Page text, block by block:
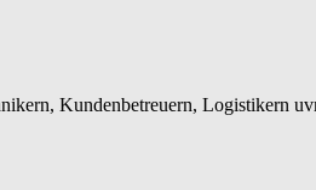
Kundenbetreuern, Logistikern